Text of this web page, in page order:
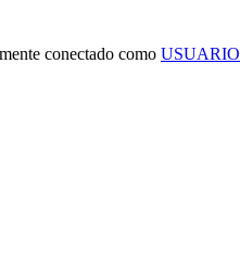
conectado como USUARIO